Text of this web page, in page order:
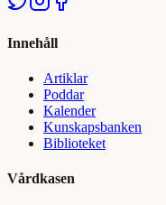
Innehåll
Artiklar
Poddar
Kalender
Kunskapsbanken
Biblioteket
Vårdkasen